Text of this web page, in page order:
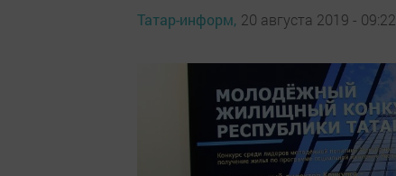
Татар-информ, 20 августа 2019 - 09:22